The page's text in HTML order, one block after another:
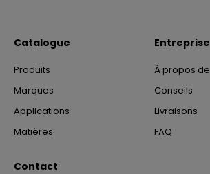
Catalogue
Produits
Marques
Applications
Matières
Entreprise
À propos de
Conseils
Livraisons
FAQ
Contact